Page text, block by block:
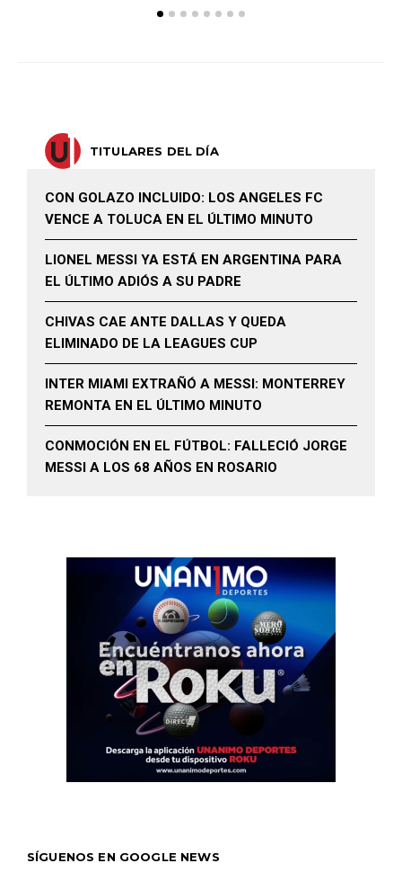
TITULARES DEL DÍA
CON GOLAZO INCLUIDO: LOS ANGELES FC
VENCE A TOLUCA EN EL ÚLTIMO MINUTO
LIONEL MESSI YA ESTÁ EN ARGENTINA PARA
EL ÚLTIMO ADIÓS A SU PADRE
CHIVAS CAE ANTE DALLAS Y QUEDA
ELIMINADO DE LA LEAGUES CUP
INTER MIAMI EXTRAÑÓ A MESSI: MONTERREY
REMONTA EN EL ÚLTIMO MINUTO
CONMOCIÓN EN EL FÚTBOL: FALLECIÓ JORGE
MESSI A LOS 68 AÑOS EN ROSARIO
SÍGUENOS EN GOOGLE NEWS